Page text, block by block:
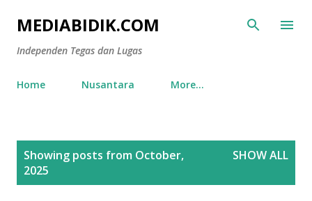
Skip to main content
MEDIABIDIK.COM
Independen Tegas dan Lugas
Home Nusantara More…
Showing posts from October,
2025
SHOW ALL